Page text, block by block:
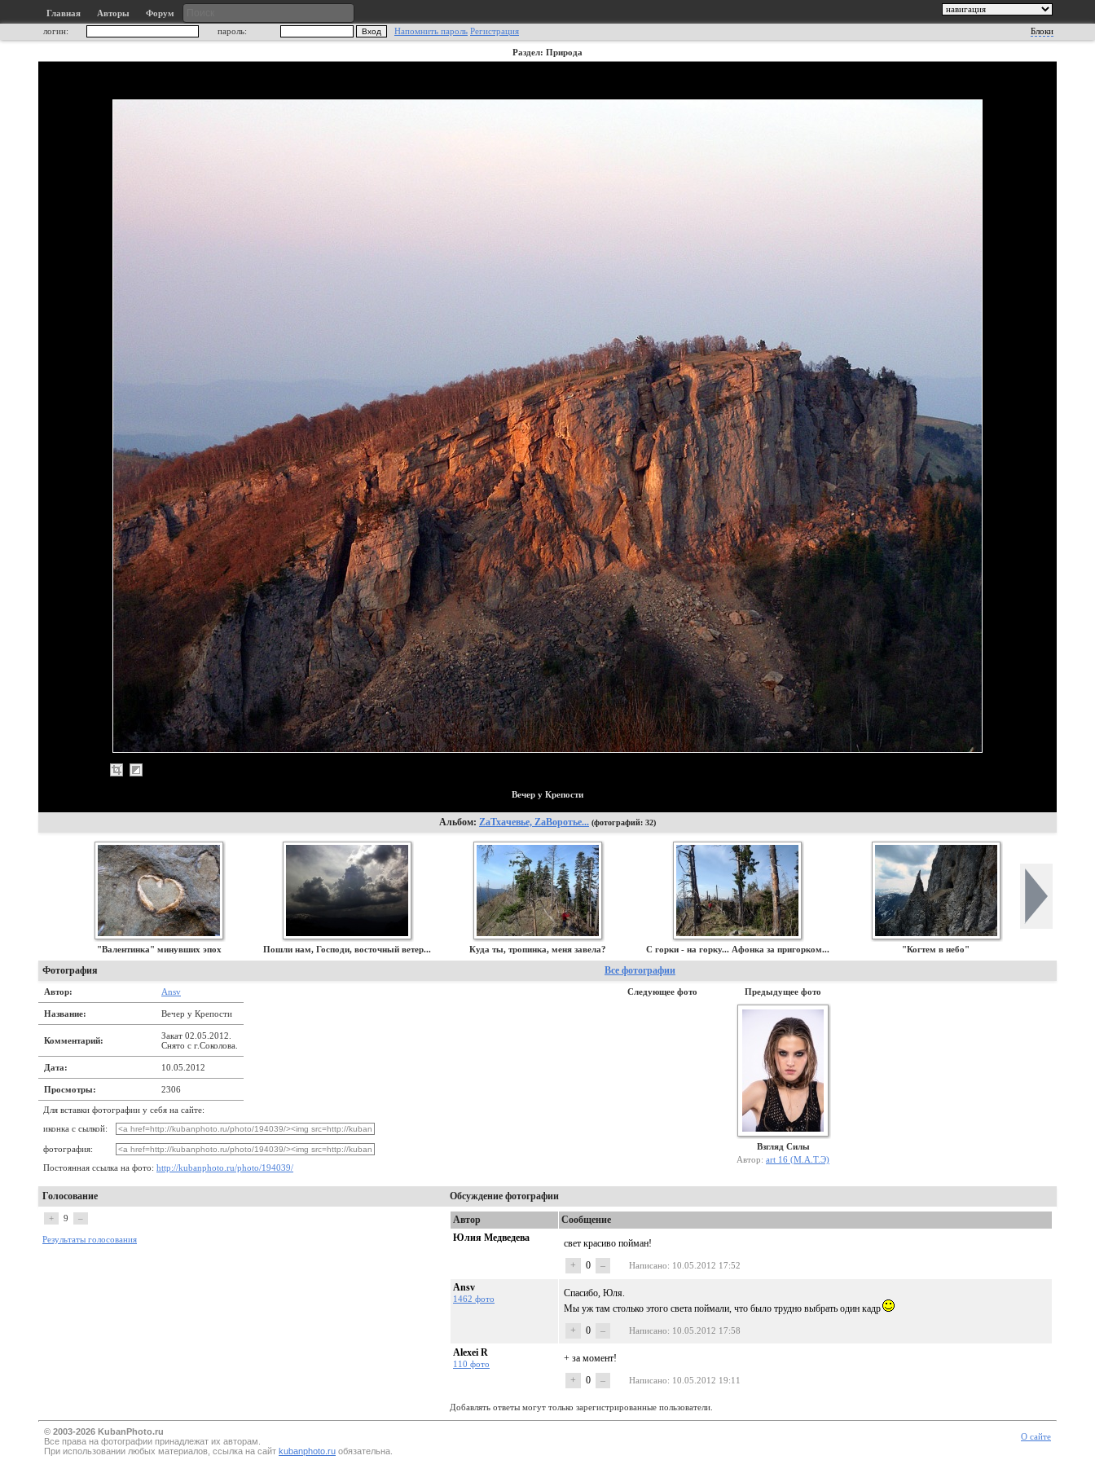
Главная Авторы
Форум
логин:
пароль: Напомнить пароль Регистрация Блоки
Раздел: Природа
Вечер у Крепости
Альбом: ZаТхачевье, ZаВоротье... (фотографий: 32)
"Валентинка" минувших эпох Пошли нам, Господи, восточный ветер... Куда ты, тропинка, меня завела? С горки - на горку... Афонка за пригорком... "Когтем в небо"
Фотография Все фотографии
Автор: Ansv
Название: Вечер у Крепости
Комментарий:
Закат 02.05.2012.
Снято с г.Соколова.
Дата: 10.05.2012
Просмотры: 2306
Для вставки фотографии у себя на сайте:
иконка с сылкой:
фотография:
Постоянная ссылка на фото: http://kubanphoto.ru/photo/194039/
Следующее фото Предыдущее фото
Взгляд Силы
Автор: art 16 (М.А.Т.Э)
Голосование Обсуждение фотографии
+ 9 –
Результаты голосования
Автор
Сообщение
Юлия Медведева
свет красиво пойман!
+
0 – Написано: 10.05.2012 17:52
Ansv
1462 фото
Спасибо, Юля.
Мы уж там столько этого света поймали, что было трудно выбрать один кадр
+
0 – Написано: 10.05.2012 17:58
Alexei R
110 фото
+ за момент!
+
0 – Написано: 10.05.2012 19:11
Добавлять ответы могут только зарегистрированные пользователи.
© 2003-2026 KubanPhoto.ru
Все прaва на фотографии принадлежат их авторам.
При использовании любых материалов, ссылка на сайт kubanphoto.ru обязательна.
О сайте